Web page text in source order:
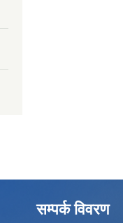
सम्पर्क विवरण